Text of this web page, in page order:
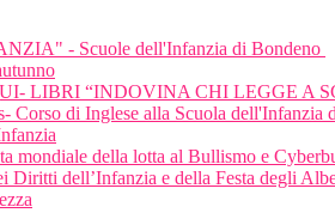
- Scuole dell'Infanzia di Bondeno
LIBRI “INDOVINA CHI LEGGE A
Corso di Inglese alla Scuola dell'Infanzia
mondiale della lotta al Bullismo e
Diritti dell’Infanzia e della Festa degli